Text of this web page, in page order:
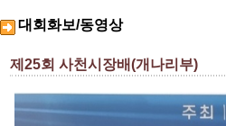
대회화보/동영상
제25회 사천시장배(개나리부)